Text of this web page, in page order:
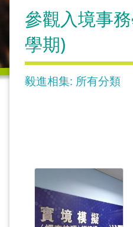
參觀入境事
學期)
毅進相集: 所有分類